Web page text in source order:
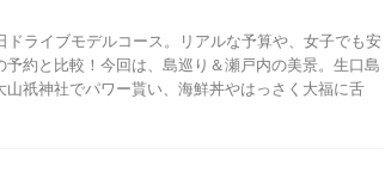
ドライブモデルコース。リアルな予算や、女子でも安
約と比較！今回は、島巡り＆瀬戸内の美景。生口島
祇神社でパワー貰い、海鮮丼やはっさく大福に舌